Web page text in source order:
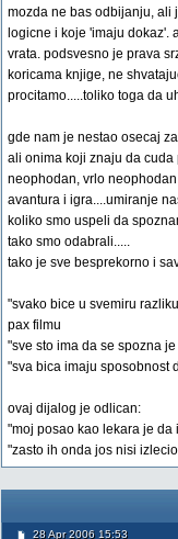
mozda ne bas odbijanju, ali
logicne i koje 'imaju dokaz'.
vrata. podsvesno je prava
koricama knjige, ne
procitamo.....toliko toga da
gde nam je nestao osecaj
ali onima koji znaju da
neophodan, vrlo
avantura i igra....umiranje
koliko smo uspeli da
tako smo odabrali.....
tako je sve besprekorno i
"svako bice u svemiru
pax filmu
"sve sto ima da se spozna
"sva bica imaju sposobnost
ovaj dijalog je odlican:
"moj posao kao lekara je da
"zasto ih onda jos nisi
28 Apr 2006 15:53